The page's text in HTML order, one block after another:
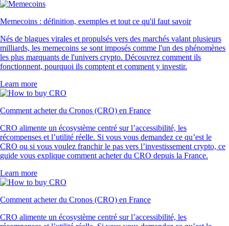
Memecoins : définition, exemples et tout ce qu'il faut savoir
Nés de blagues virales et propulsés vers des marchés valant plusieurs
milliards, les memecoins se sont imposés comme l'un des phénomènes
les plus marquants de l'univers crypto. Découvrez comment ils
fonctionnent, pourquoi ils comptent et comment y investir.
Learn more
Comment acheter du Cronos (CRO) en France
CRO alimente un écosystème centré sur l’accessibilité, les
récompenses et l’utilité réelle. Si vous vous demandez ce qu’est le
CRO ou si vous voulez franchir le pas vers l’investissement crypto, ce
guide vous explique comment acheter du CRO depuis la France.
Learn more
Comment acheter du Cronos (CRO) en France
CRO alimente un écosystème centré sur l’accessibilité, les